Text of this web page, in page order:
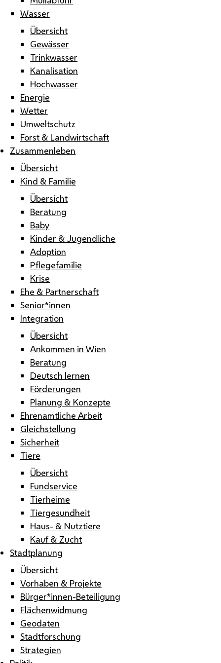
Wasser
Übersicht
Gewässer
Trinkwasser
Kanalisation
Hochwasser
Energie
Wetter
Umweltschutz
Forst & Landwirtschaft
Zusammenleben
Übersicht
Kind & Familie
Übersicht
Beratung
Baby
Kinder & Jugendliche
Adoption
Pflegefamilie
Krise
Ehe & Partnerschaft
Senior*innen
Integration
Übersicht
Ankommen in Wien
Beratung
Deutsch lernen
Förderungen
Planung & Konzepte
Ehrenamtliche Arbeit
Gleichstellung
Sicherheit
Tiere
Übersicht
Fundservice
Tierheime
Tiergesundheit
Haus- & Nutztiere
Kauf & Zucht
Stadtplanung
Übersicht
Vorhaben & Projekte
Bürger*innen-Beteiligung
Flächenwidmung
Geodaten
Stadtforschung
Strategien